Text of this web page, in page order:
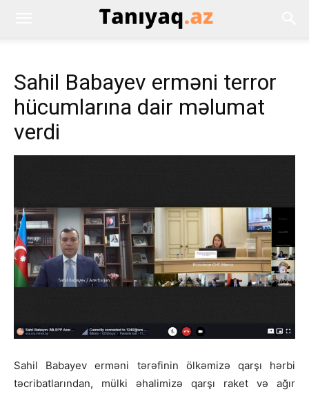
Sahil Babayev erməni terror
hücumlarına dair məlumat
verdi
Sahil Babayev erməni tərəfinin ölkəmizə qarşı hərbi
təcribatlarından, mülki əhalimizə qarşı raket və ağır